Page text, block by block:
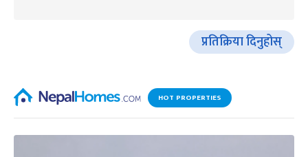
प्रतिक्रिया दिनुहोस्
HOT PROPERTIES